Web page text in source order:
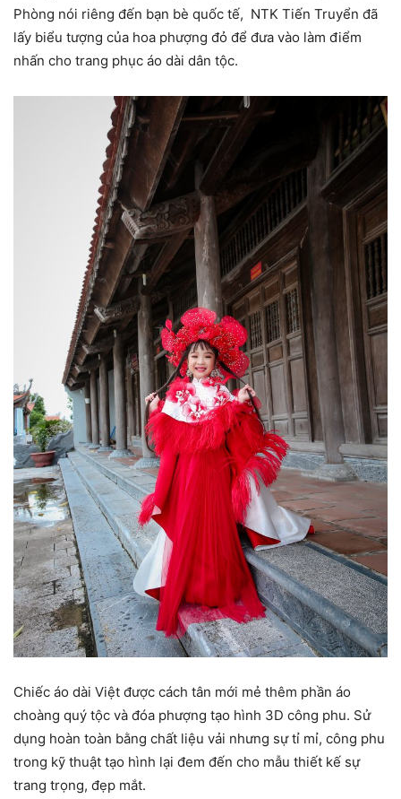
Phòng nói riêng đến bạn bè quốc tế, NTK Tiến Truyển đã
lấy biểu tượng của hoa phượng đỏ để đưa vào làm điểm
nhấn cho trang phục áo dài dân tộc.
Chiếc áo dài Việt được cách tân mới mẻ thêm phần áo
choàng quý tộc và đóa phượng tạo hình 3D công phu. Sử
dụng hoàn toàn bằng chất liệu vải nhưng sự tỉ mỉ, công phu
trong kỹ thuật tạo hình lại đem đến cho mẫu thiết kế sự
trang trọng, đẹp mắt.